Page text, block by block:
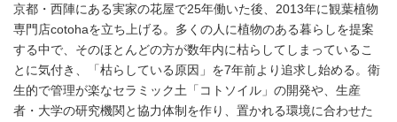
京都・西陣にある実家の花屋で25年働いた後、2013年に観葉植物
専門店cotohaを立ち上げる。多くの人に植物のある暮らしを提案
する中で、そのほとんどの方が数年内に枯らしてしまっているこ
とに気付き、「枯らしている原因」を7年前より追求し始める。衛
生的で管理が楽なセラミック土「コトソイル」の開発や、生産
者・大学の研究機関と協力体制を作り、置かれる環境に合わせた